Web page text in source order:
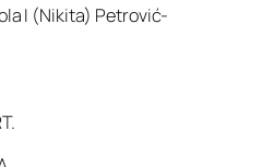
I (Nikita) Petrović-